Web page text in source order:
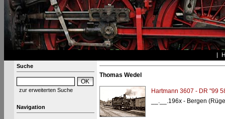
Suche
zur erweiterten Suche
Navigation
Thomas Wedel
Hartmann 3607 - DR "99
__.__.196x - Bergen